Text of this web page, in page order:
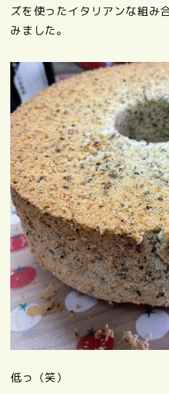
ズを使ったイタリアンな組み
みました。
低っ（笑）